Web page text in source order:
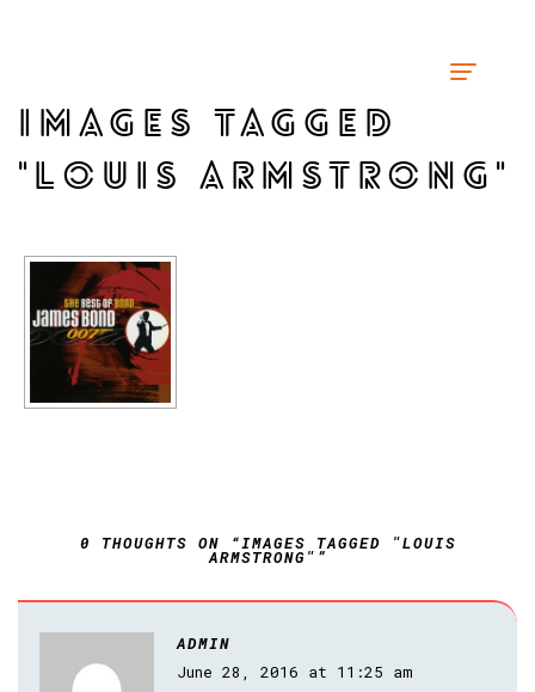
IMAGES TAGGED
"LOUIS ARMSTRONG"
0 THOUGHTS ON “IMAGES TAGGED "LOUIS
ARMSTRONG"”
ADMIN
June 28, 2016 at 11:25 am